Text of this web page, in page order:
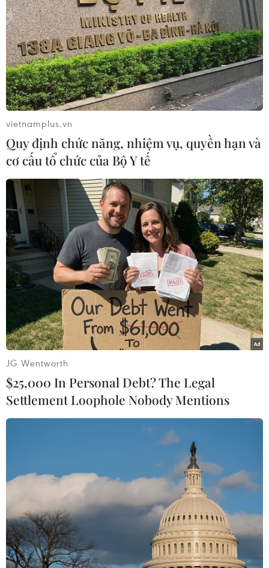
Cháy lớn ở Canada, 7 trẻ em trong một gia
đình tị nạn Syria thiệt mạng
20/02/2019 01:32
Bảy trẻ em trong cùng một gia đình được cho là người tị
nạn Syria đã thiệt mạng trong vụ hỏa hoạn xảy ra ngày
19/2 tại một ngôi nhà ở thành phố Halifax của Canada.
Hai phụ nữ Việt Nam tử vong do hỏa hoạn
tại Malaysia
20/02/2019 08:14
The Star đưa tin sáu người đã thiệt mạng trong một đám
cháy tại thành phố Ipoh, bang Perak, Malaysia, vào
vietnamplus.vn
Quy định chức năng, nhiệm vụ, quyền hạn và
cơ cấu tổ chức của Bộ Y tế
JG Wentworth
$25,000 In Personal Debt? The Legal
Settlement Loophole Nobody Mentions